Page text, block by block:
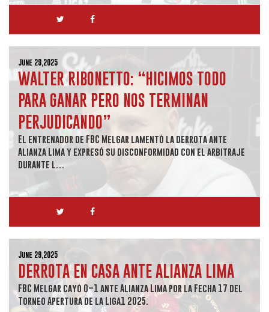
June 29,2025
WALTER RIBONETTO: “HICIMOS TODO
PARA GANAR PERO NOS TERMINAN
PERJUDICANDO”
El entrenador de FBC Melgar lamentó la derrota ante
Alianza Lima y expresó su disconformidad con el arbitraje
durante l…
June 29,2025
DERROTA EN CASA ANTE ALIANZA LIMA
FBC Melgar cayó 0–1 ante Alianza Lima por la Fecha 17 del
Torneo Apertura de la Liga1 2025.